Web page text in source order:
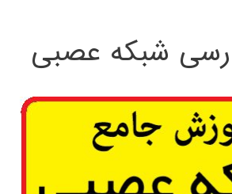
شبکه عصبی